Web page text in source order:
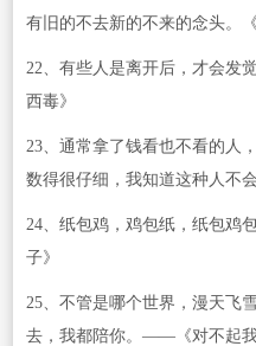
有旧的不去新的不来的念头。《
22、有些人是离开后，才会
西毒》
23、通常拿了钱看也不看的人
数得很仔细，我知道这种人不
24、纸包鸡，鸡包纸，纸包
子》
25、不管是哪个世界，漫天飞
去，我都陪你。——《对不起我